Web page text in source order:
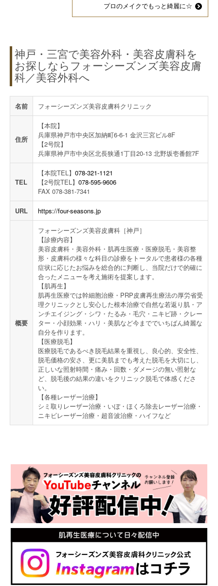
プロのメイクでもっと綺麗に☆
神戸・三宮で美容外科・美容皮膚科を
お探しならフォーシーズンズ美容皮膚
科／美容外科へ
名前 フォーシーズンズ美容皮膚科クリニック
住所
【本院】
兵庫県神戸市中央区加納町6-6-1 金沢三宮ビル8F
【2号院】
兵庫県神戸市中央区北長狭通1丁目20-13 北野坂壱番館7F
TEL
【本院TEL】 078-321-1121
【2号院TEL】 078-595-9606
FAX 078-381-7341
URL https://four-seasons.jp
概要
フォーシーズンズ美容皮膚科［神戸］
【診療内容】
美容皮膚科・美容外科・肌再生医療・医療脱毛・美容整
形・皮膚科の様々な科目の診療をトータルで患者様の各種
症状に応じたお悩みを総合的に判断し、当院だけで的確に
合ったメニューを考え施術を提案します。
【肌再生】
肌再生医療では幹細胞治療・PRP皮膚再生療法の厚労省受
理クリニックとし安心した根本治療で自然な若返り肌・ア
ンチエイジング・シワ・たるみ・毛穴・ニキビ跡・クレー
ター・小顔効果・ハリ・美肌など今まででいちばん綺麗な
自分を作ります。
【医療脱毛】
医療脱毛であるべき脱毛結果を重視し、良心的、安全性、
脱毛価格の安さ、更に美肌までも考えた脱毛を大切にし、
正しいな照射時間・痛み・回数・ダメージの無い照射な
ど、脱毛後の結果の違いをクリニック脱毛で体感くださ
い。
【各種レーザー治療】
シミ取りレーザー治療・いぼ・ほくろ除去レーザー治療・
ニキビレーザー治療・超音波治療・ハイフなど